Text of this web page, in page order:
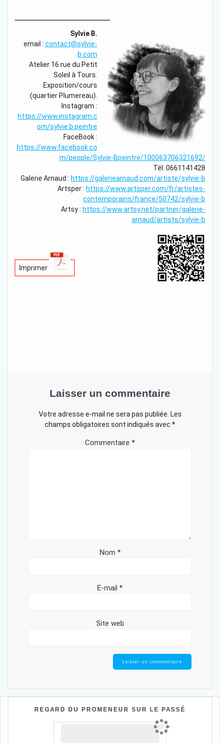
Sylvie B.
email : contact@sylvie-
b.com
Atelier 16 rue du Petit
Soleil à Tours.
Exposition/cours
(quartier Plumereau).
Instagram :
https://www.instagram.c
om/sylvie.b.peintre
FaceBook :
https://www.facebook.co
m/people/Sylvie-Bpeintre/100063706321692/
Tél: 0661141428
Galerie Arnaud : https://galeriearnaud.com/artiste/sylvie-b
Artsper : https://www.artsper.com/fr/artistes-
contemporains/france/50742/sylvie-b
Artsy : https://www.artsy.net/partner/galerie-
arnaud/artists/sylvie-b
Imprimer
Laisser un commentaire
Votre adresse e-mail ne sera pas publiée. Les
champs obligatoires sont indiqués avec *
Commentaire *
Nom *
E-mail *
Site web
REGARD DU PROMENEUR SUR LE PASSÉ